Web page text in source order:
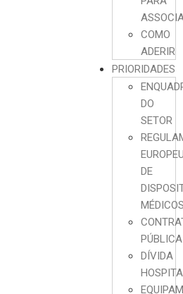
COMO
ADERIR
PRIORIDADES
DO
SETOR
DE
PÚBLICA
DÍVIDA